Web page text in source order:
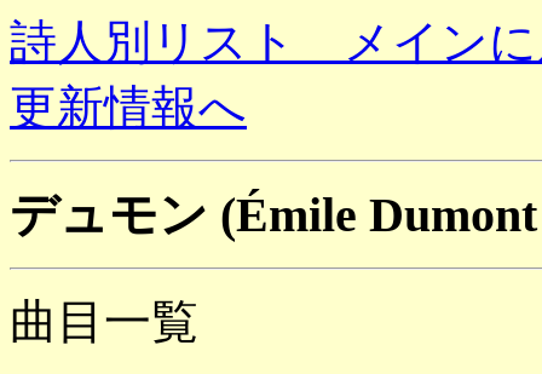
詩人別リスト メイン
更新情報へ
デュモン (Émile
曲目一覧